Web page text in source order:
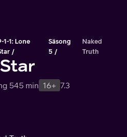
1-1: Lone
Säsong
5
Naked
Truth
545 min 16+ 7.3